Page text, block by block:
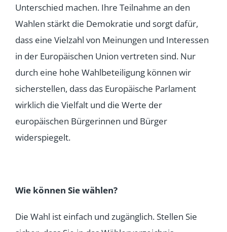
Unterschied machen. Ihre Teilnahme an den
Wahlen stärkt die Demokratie und sorgt dafür,
dass eine Vielzahl von Meinungen und Interessen
in der Europäischen Union vertreten sind. Nur
durch eine hohe Wahlbeteiligung können wir
sicherstellen, dass das Europäische Parlament
wirklich die Vielfalt und die Werte der
europäischen Bürgerinnen und Bürger
widerspiegelt.
Wie können Sie wählen?
Die Wahl ist einfach und zugänglich. Stellen Sie